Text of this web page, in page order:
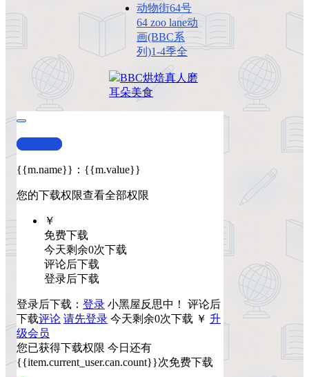
动物街64号
64 zoo lane动
画(BBC系
列)1-4季全
BBC烘焙真人 磨
耳朵美食
查看演示
{{m.name}} ： {{m.value}}
您的下载权限查看全部权限
￥
免费下载
今天剩余0次下载
评论后下载
登录后下载
登录后下载： 登录 小黑屋反思中！ 评论后
下载评论 请先登录 今天剩余0次下载 ￥ 升
级会员
您已获得下载权限 今日还有
{{item.current_user.can.count}}次免费下载